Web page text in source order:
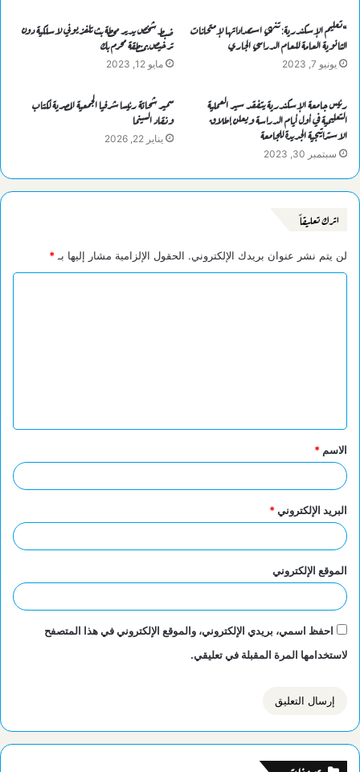
“تعليم الإسكندرية: تنهي استعداداتها لإمتحانات
الثانوية العامة للعام الدراسي الجاري
يونيو 7, 2023
ضبط شخص يدير محطة بث تلفزيوني لاسلكية دون
ترخيص بمنطقة محرم بك
مايو 12, 2023
رئيس جامعة الإسكندرية يتفقد سير العملية
التعليمية في أول أيام الدراسة ويعلن إطلاق
الاستراتيجية الجديدة للجامعة
سبتمبر 30, 2023
سمير شحاتة رئيسا شرفيا الجمعية المصرية لكتاب
ونقاد السينما
يناير 22, 2026
اترك تعليقاً
لن يتم نشر عنوان بريدك الإلكتروني. الحقول الإلزامية مشار إليها بـ *
ق
*
الاسم *
البريد الإلكتروني*
الموقع الإلكتروني
احفظ اسمي، بريدي الإلكتروني، والموقع الإلكتروني في هذا المتصفح
لاستخدامها المرة المقبلة في تعليقي.